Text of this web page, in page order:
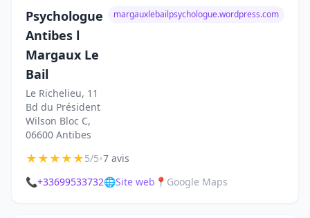
Psychologue
Antibes l
Margaux Le
Bail
Le Richelieu, 11
Bd du Président
Wilson Bloc C,
06600 Antibes
margauxlebailpsychologue.wordpress.com
★★★★★5/5•7 avis
📞+33699533732🌐Site web 📍 Google Maps